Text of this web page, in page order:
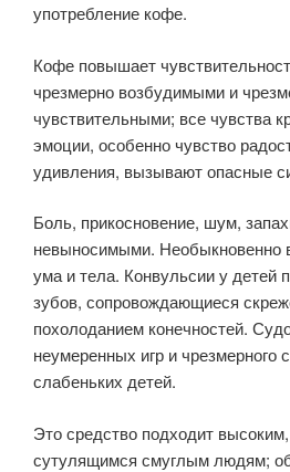
употребление кофе.
Кофе повышает
чрезмерно возбудимыми и
чувствительными; все чувства
эмоции, особенно чувство
удивления, вызывают опасные
Боль, прикосновение, шум,
невыносимыми. Необыкновенно
ума и тела. Конвульсии у детей
зубов, сопровождающиеся
похолоданием конечностей.
неумеренных игр и чрезмерного
слабеньких детей.
Это средство подходит
сутулящимся смуглым людям;